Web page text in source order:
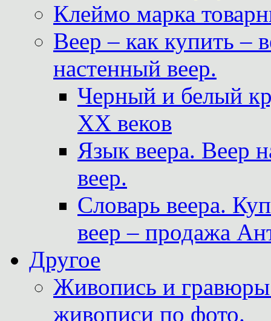
Клеймо марка
Веер – как купить –
настенный веер.
Черный и белый
XX веков
Язык веера. Веер
веер.
Словарь веера.
веер – продажа
Другое
Живопись и
живописи по фото.